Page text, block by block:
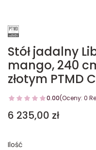
Stół jadalny
mango, 240
złotym PTMD
0.00(Oceny: 0
Cena
6 235,00 zł
Ilość